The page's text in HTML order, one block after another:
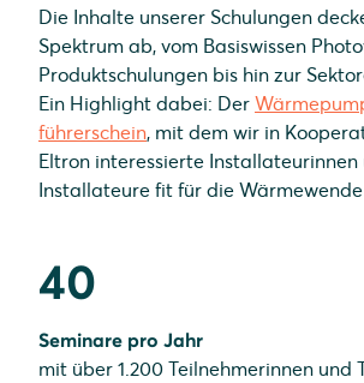
Die Inhalte unserer Schulungen
Spektrum ab, vom Basiswissen
Produkt­schulungen bis hin zur
Ein Highlight dabei: Der
führerschein, mit dem wir in
Eltron interessierte Installateurinnen
Installateure fit für die
40
Seminare pro Jahr
mit über 1.200 Teilnehmerinnen und